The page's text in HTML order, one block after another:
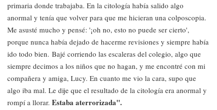
primaria donde trabajaba. En la citología había salido algo
anormal y tenía que volver para que me hicieran una colposcopia.
Me asusté mucho y pensé: '¡oh no, esto no puede ser cierto',
porque nunca había dejado de hacerme revisiones y siempre había
ido todo bien. Bajé corriendo las escaleras del colegio, algo que
siempre decimos a los niños que no hagan, y me encontré con mi
compañera y amiga, Lucy. En cuanto me vio la cara, supo que
algo iba mal. Le dije que el resultado de la citología era anormal y
rompí a llorar. Estaba aterrorizada".